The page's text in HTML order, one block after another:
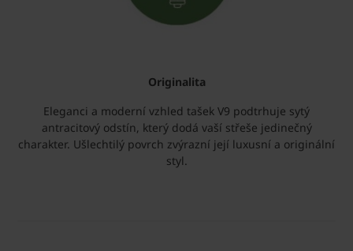
Originalita
Eleganci a moderní vzhled tašek V9 podtrhuje sytý
antracitový odstín, který dodá vaší střeše jedinečný
charakter. Ušlechtilý povrch zvýrazní její luxusní a originální
styl.